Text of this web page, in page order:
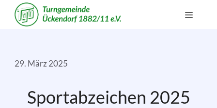
Inhalt
springen
Menü
29. März 2025
Sportabzeichen 2025